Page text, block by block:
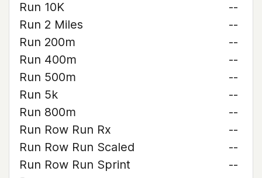
Run 10K
--
Run 2 Miles
--
Run 200m
--
Run 400m
--
Run 500m
--
Run 5k
--
Run 800m
--
Run Row Run Rx
--
Run Row Run Scaled
--
Run Row Run Sprint
--